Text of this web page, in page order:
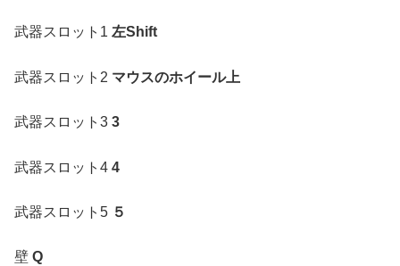
武器スロット1 左Shift
武器スロット2 マウスのホイール上
武器スロット3 3
武器スロット4 4
武器スロット5 ５
壁 Q